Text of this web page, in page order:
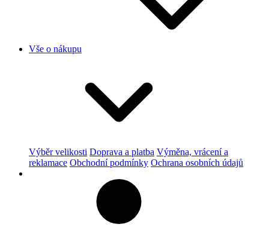
Vše o nákupu
Výběr velikosti Doprava a platba Výměna, vrácení a
reklamace Obchodní podmínky Ochrana osobních údajů